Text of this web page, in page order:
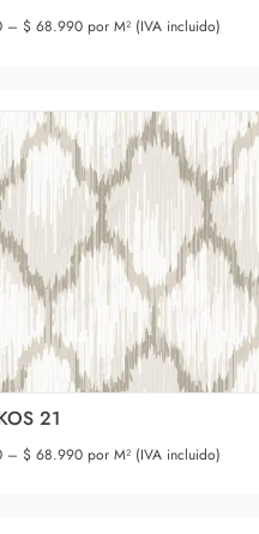
– $68.990por M² (IVA incluido)
21
– $68.990por M² (IVA incluido)